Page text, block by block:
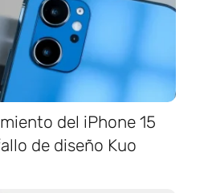
del iPhone 15
de diseño Kuo